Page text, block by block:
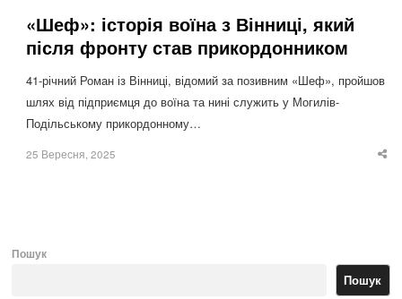
«Шеф»: історія воїна з Вінниці, який
після фронту став прикордонником
41-річний Роман із Вінниці, відомий за позивним «Шеф», пройшов
шлях від підприємця до воїна та нині служить у Могилів-
Подільському прикордонному…
25 Вересня, 2025
Пошук
Пошук